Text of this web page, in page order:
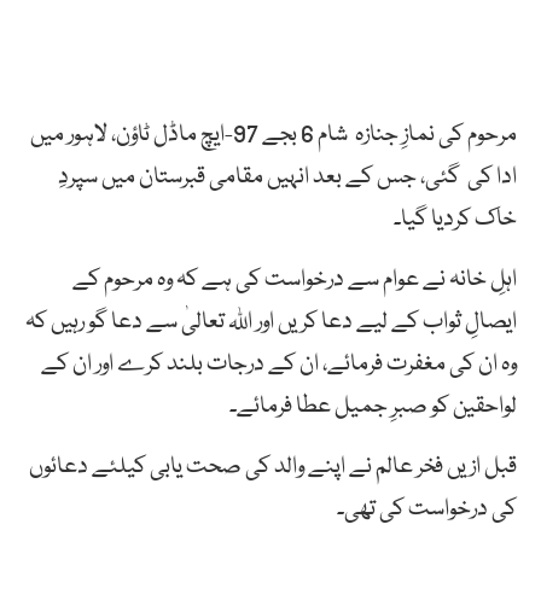
مرحوم کی نمازِ جنازہ شام 6 بجے 97-ایچ ماڈل ٹاؤن، لاہور میں
ادا کی گئی، جس کے بعد انہیں مقامی قبرستان میں سپردِ
خاک کردیا گیا۔
اہلِ خانہ نے عوام سے درخواست کی ہے کہ وہ مرحوم کے
ایصالِ ثواب کے لیے دعا کریں اور اللہ تعالیٰ سے دعا گو رہیں کہ
وہ ان کی مغفرت فرمائے، ان کے درجات بلند کرے اور ان کے
لواحقین کو صبرِ جمیل عطا فرمائے۔
قبل ازیں فخر عالم نے اپنے والد کی صحت یابی کیلئے دعائوں
کی درخواست کی تھی۔